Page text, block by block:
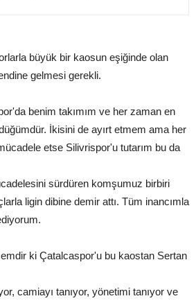
büyük bir kaosun eşiğinde olan
gelmesi gerekli.
benim takımım ve her zaman en
İkisini de ayırt etmem ama her
etse Silivrispor'u tutarım bu da
sürdüren komşumuz birbiri
ligin dibine demir attı. Tüm inancımla
ki Çatalcaspor'u bu kaostan Sertan
camiayı tanıyor, yönetimi tanıyor ve